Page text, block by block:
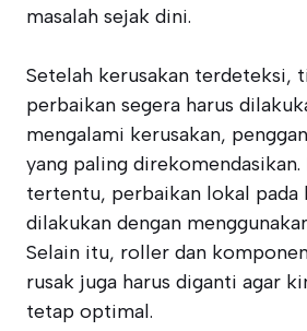
masalah sejak dini.
Setelah kerusakan terdeteksi,
perbaikan segera harus
mengalami kerusakan,
yang paling direkomendasikan.
tertentu, perbaikan lokal pada
dilakukan dengan
Selain itu, roller dan
rusak juga harus diganti agar
tetap optimal.